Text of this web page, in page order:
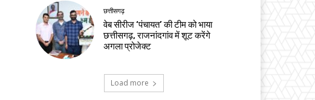
छत्तीसगढ़
वेब सीरीज ‘पंचायत’ की टीम को भाया
छत्तीसगढ़, राजनांदगांव में शूट करेंगे
अगला प्रोजेक्ट
Load more